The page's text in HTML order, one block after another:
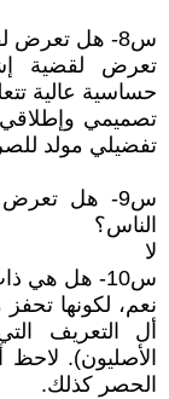
س8- هل تعرض لقضية إشكالية، أم تعرض لحل؟
تعرض لقضية
حساسية عالية
تصميمي
تفضيلي مولد
س9- هل تعرض
الناس؟
لا
س10- هل هي ذات إيقاع/ توتر مُرتفع؟
نعم، لكونها
أل التعريف
الأصليون).
الحصر كذلك.